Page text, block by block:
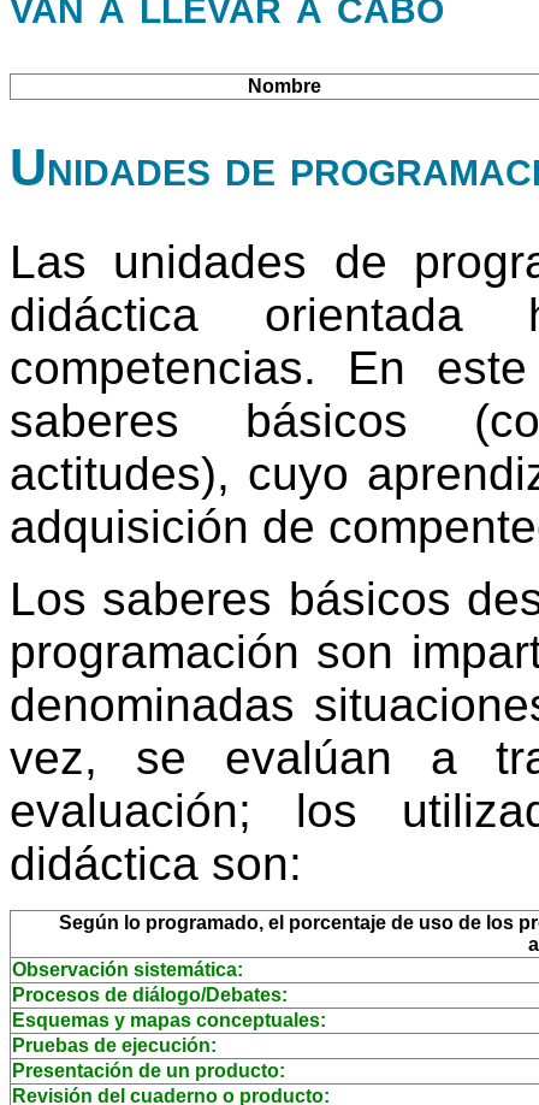
Nombre
Unidades de
Las unidades de
didáctica
competencias. En
saberes básicos
actitudes), cuyo
adquisición de
Los saberes básicos
programación son
denominadas
vez, se evalúan a
evaluación; los
didáctica son:
Según lo programado, el porcentaje de uso de los
Observación sistemática:
Procesos de diálogo/Debates:
Esquemas y mapas conceptuales:
Pruebas de ejecución:
Presentación de un producto:
Revisión del cuaderno o producto: